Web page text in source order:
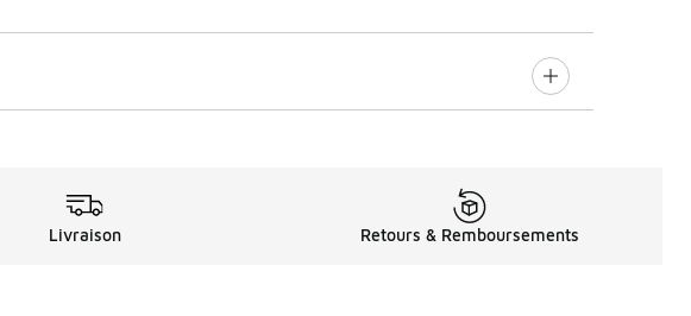
Livraison Retours & Remboursements